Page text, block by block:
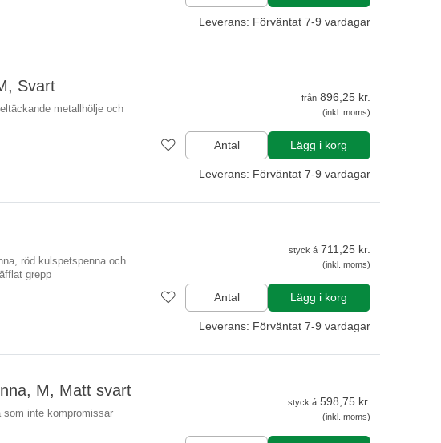
Leverans: Förväntat 7-9 vardagar
Svart
metallhölje och
från 896,25 kr.
(inkl. moms)
Antal Lägg i korg
Leverans: Förväntat 7-9 vardagar
röd kulspetspenna och
grepp
styck á 711,25 kr.
(inkl. moms)
Antal Lägg i korg
Leverans: Förväntat 7-9 vardagar
M, Matt svart
som inte kompromissar
styck á 598,75 kr.
(inkl. moms)